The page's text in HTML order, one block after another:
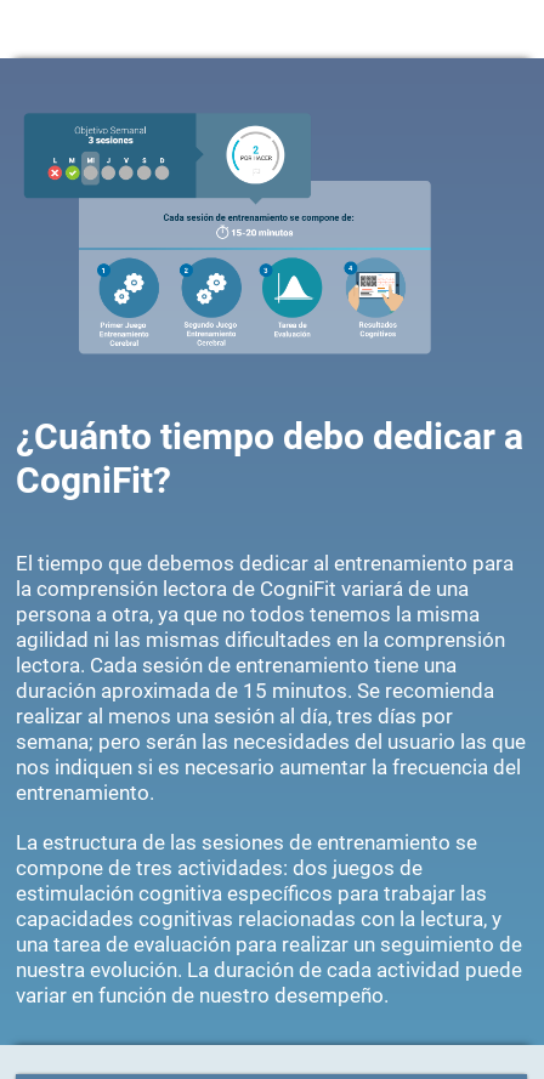
¿Cuánto tiempo debo dedicar a
CogniFit?
El tiempo que debemos dedicar al entrenamiento para
la comprensión lectora de CogniFit variará de una
persona a otra, ya que no todos tenemos la misma
agilidad ni las mismas dificultades en la comprensión
lectora. Cada sesión de entrenamiento tiene una
duración aproximada de 15 minutos. Se recomienda
realizar al menos una sesión al día, tres días por
semana; pero serán las necesidades del usuario las que
nos indiquen si es necesario aumentar la frecuencia del
entrenamiento.
La estructura de las sesiones de entrenamiento se
compone de tres actividades: dos juegos de
estimulación cognitiva específicos para trabajar las
capacidades cognitivas relacionadas con la lectura, y
una tarea de evaluación para realizar un seguimiento de
nuestra evolución. La duración de cada actividad puede
variar en función de nuestro desempeño.